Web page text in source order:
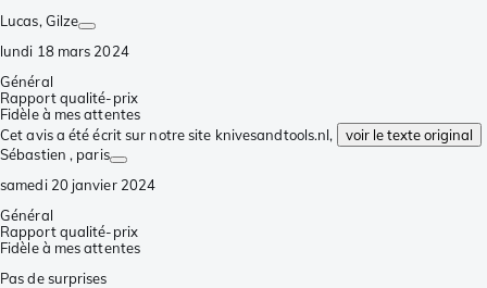
Lucas, Gilze
lundi 18 mars 2024
Général
Rapport qualité-prix
Fidèle à mes attentes
Cet avis a été écrit sur notre site knivesandtools.nl,
voir le texte original
Sébastien , paris
samedi 20 janvier 2024
Général
Rapport qualité-prix
Fidèle à mes attentes
Pas de surprises